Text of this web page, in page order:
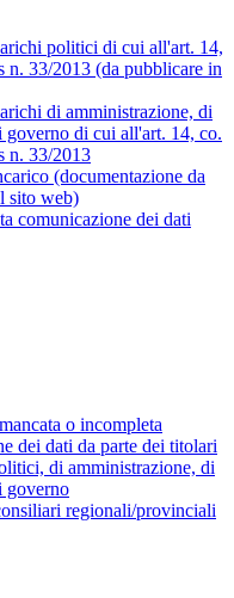
politici di cui all'art. 14,
n. 33/2013 (da pubblicare in
di amministrazione, di
governo di cui all'art. 14, co.
n. 33/2013
(documentazione da
sito web)
comunicazione dei dati
o incompleta
dei dati da parte dei titolari
di amministrazione, di
governo
regionali/provinciali